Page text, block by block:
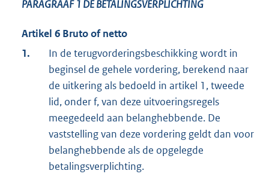
PARAGRAAF 1 DE BETALINGSVERPLICHTING
Artikel 6 Bruto of netto
1.
In de terugvorderingsbeschikking wordt in
beginsel de gehele vordering, berekend naar
de uitkering als bedoeld in artikel 1, tweede
lid, onder f, van deze uitvoeringsregels
meegedeeld aan belanghebbende. De
vaststelling van deze vordering geldt dan voor
belanghebbende als de opgelegde
betalingsverplichting.